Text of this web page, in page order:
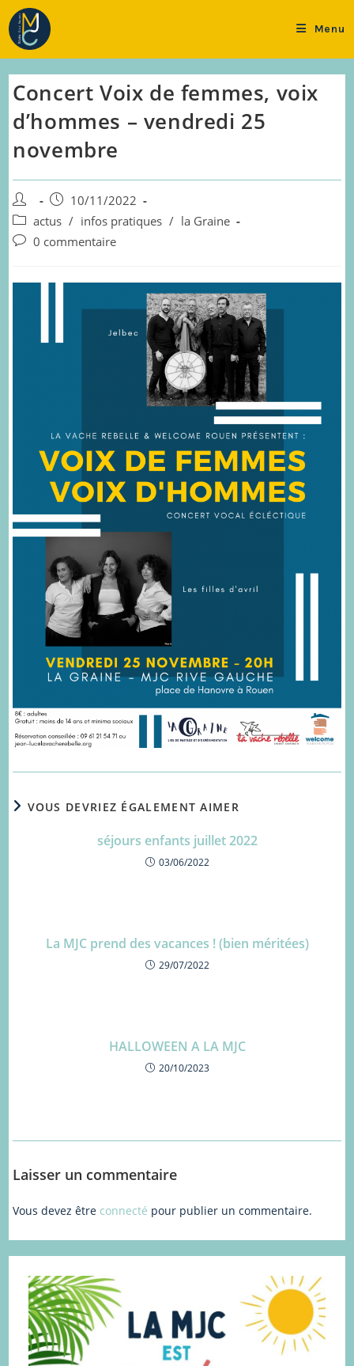
Skip
to
content
Menu
Concert Voix de femmes, voix
d’hommes – vendredi 25
novembre
Auteur/autrice
de
la
publication :
Publication
publiée :
10/11/2022
Post
category:
actus / infos pratiques / la Graine
Commentaires
0 commentaire
VOUS DEVRIEZ ÉGALEMENT AIMER
séjours enfants juillet 2022
03/06/2022
La MJC prend des vacances ! (bien méritées)
29/07/2022
HALLOWEEN A LA MJC
20/10/2023
Laisser un commentaire
Vous devez être connecté pour publier un commentaire.